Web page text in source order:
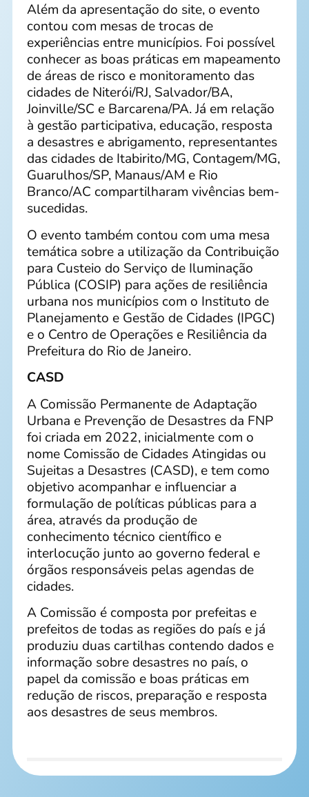
Além da apresentação do site, o evento
contou com mesas de trocas de
experiências entre municípios. Foi possível
conhecer as boas práticas em mapeamento
de áreas de risco e monitoramento das
cidades de Niterói/RJ, Salvador/BA,
Joinville/SC e Barcarena/PA. Já em relação
à gestão participativa, educação, resposta
a desastres e abrigamento, representantes
das cidades de Itabirito/MG, Contagem/MG,
Guarulhos/SP, Manaus/AM e Rio
Branco/AC compartilharam vivências bem-
sucedidas.
O evento também contou com uma mesa
temática sobre a utilização da Contribuição
para Custeio do Serviço de Iluminação
Pública (COSIP) para ações de resiliência
urbana nos municípios com o Instituto de
Planejamento e Gestão de Cidades (IPGC)
e o Centro de Operações e Resiliência da
Prefeitura do Rio de Janeiro.
CASD
A Comissão Permanente de Adaptação
Urbana e Prevenção de Desastres da FNP
foi criada em 2022, inicialmente com o
nome Comissão de Cidades Atingidas ou
Sujeitas a Desastres (CASD), e tem como
objetivo acompanhar e influenciar a
formulação de políticas públicas para a
área, através da produção de
conhecimento técnico científico e
interlocução junto ao governo federal e
órgãos responsáveis pelas agendas de
cidades.
A Comissão é composta por prefeitas e
prefeitos de todas as regiões do país e já
produziu duas cartilhas contendo dados e
informação sobre desastres no país, o
papel da comissão e boas práticas em
redução de riscos, preparação e resposta
aos desastres de seus membros.